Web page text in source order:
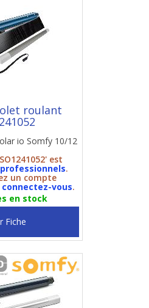
roulant
io Somfy 10/12
est
.
un compte
connectez-vous.
en stock
Fiche